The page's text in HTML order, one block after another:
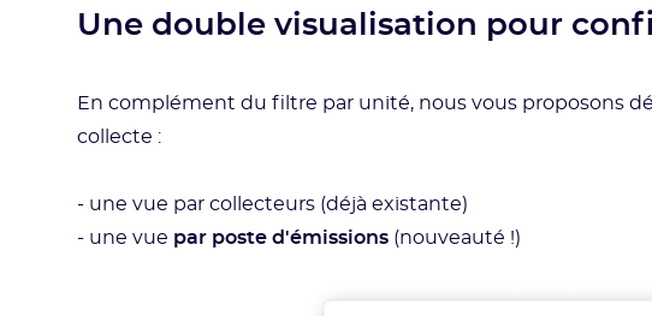
Une double visualisation pour
En complément du filtre par unité, nous vous proposons
collecte :
- une vue par collecteurs (déjà existante)
- une vue par poste d'émissions (nouveauté !)